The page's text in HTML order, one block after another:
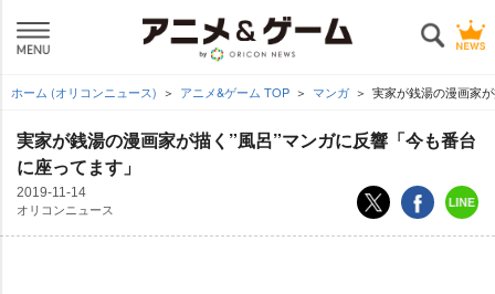
ホーム (オリコンニュース) アニメ&ゲーム TOP マンガ 実家が銭湯の漫画家
実家が銭湯の漫画家が描く”風呂”マンガに反響「今も番台
に座ってます」
2019-11-14
オリコンニュース